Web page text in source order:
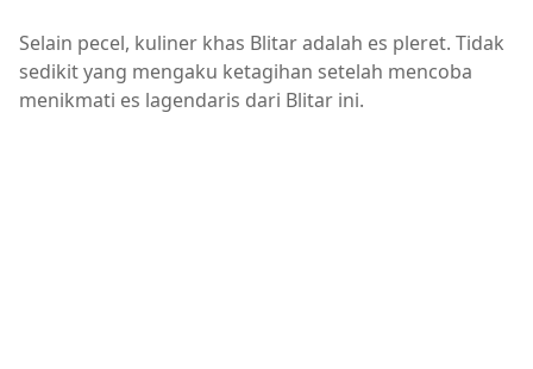
Selain pecel, kuliner khas Blitar adalah es pleret. Tidak
sedikit yang mengaku ketagihan setelah mencoba
menikmati es lagendaris dari Blitar ini.